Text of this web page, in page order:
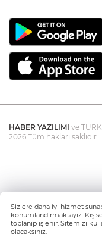
HABER YAZILIMI ve
2026 Tüm hakları saklıdır.
Sizlere daha iyi hizmet
konumlandırmaktayız.
toplanıp işlenir. Sitemizi
olacaksınız.